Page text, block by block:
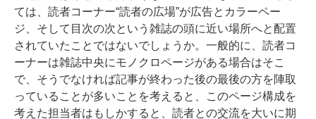
ては、読者コーナー“読者の広場”が広告とカラーペー
ジ、そして目次の次という雑誌の頭に近い場所へと配置
されていたことではないでしょうか。一般的に、読者コ
ーナーは雑誌中央にモノクロページがある場合はそこ
で、そうでなければ記事が終わった後の最後の方を陣取
っていることが多いことを考えると、このページ構成を
考えた担当者はもしかすると、読者との交流を大いに期